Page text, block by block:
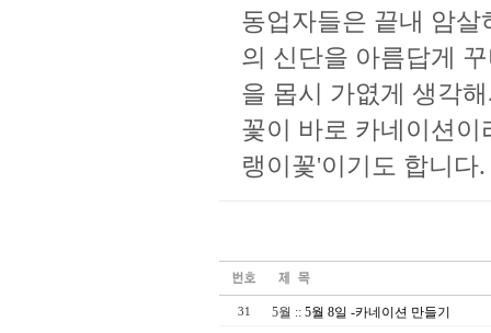
동업자들은 끝내 암
의 신단을 아름답게
을 몹시 가엾게 생각
꽃이 바로 카네이션
랭이꽃'이기도 합니다.
31 5월 :: 5월 8일 -카네이션 만들기